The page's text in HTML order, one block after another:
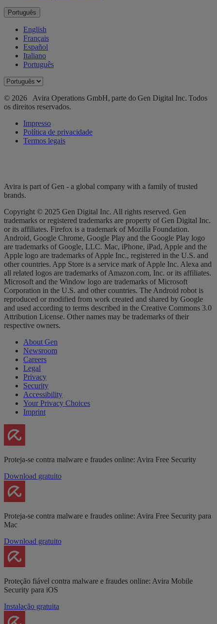
Português
English
Français
Español
Italiano
Português
© 2026 Avira Operations GmbH, parte do Gen Digital Inc. Todos
os direitos reservados.
Impresso
Política de privacidade
Termos legais
Avira is part of Gen - a global company with a family of trusted
brands.
Copyright © 2025 Gen Digital Inc. All rights reserved. Gen
trademarks or registered trademarks are property of Gen Digital Inc.
or its affiliates. Firefox is a trademark of Mozilla Foundation.
Android, Google Chrome, Google Play and the Google Play logo
are trademarks of Google, LLC. Mac, iPhone, iPad, Apple and the
Apple logo are trademarks of Apple Inc., registered in the U.S. and
other countries. App Store is a service mark of Apple Inc. Alexa and
all related logos are trademarks of Amazon.com, Inc. or its affiliates.
Microsoft and the Window logo are trademarks of Microsoft
Corporation in the U.S. and other countries. The Android robot is
reproduced or modified from work created and shared by Google
and used according to terms described in the Creative Commons 3.0
Attribution License. Other names may be trademarks of their
respective owners.
About Gen
Newsroom
Careers
Legal
Privacy
Security
Accessibility
Your Privacy Choices
Imprint
Proteja-se contra malware e fraudes online: Avira Free Security
Download gratuito
Proteja-se contra malware e fraudes online: Avira Free Security para
Mac
Download gratuito
Proteção fiável contra malware e fraudes online: Avira Mobile
Security para iOS
Instalação gratuita